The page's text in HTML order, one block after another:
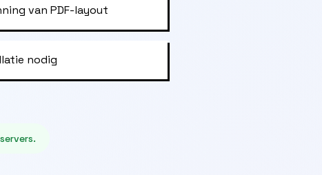
van PDF-layout
nodig